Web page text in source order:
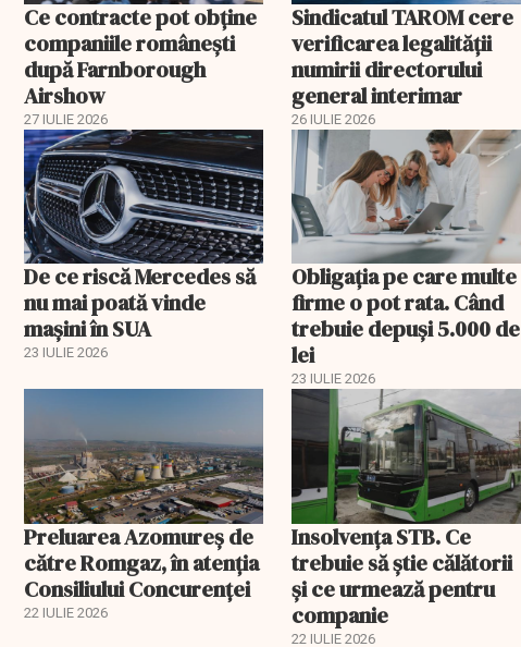
Ce contracte pot obține
companiile românești
după Farnborough
Airshow
27 IULIE 2026
Sindicatul TAROM cere
verificarea legalității
numirii directorului
general interimar
26 IULIE 2026
De ce riscă Mercedes să
nu mai poată vinde
mașini în SUA
23 IULIE 2026
Obligația pe care multe
firme o pot rata. Când
trebuie depuși 5.000 de
lei
23 IULIE 2026
Preluarea Azomureş de
către Romgaz, în atenţia
Consiliului Concurenţei
22 IULIE 2026
Insolvenţa STB. Ce
trebuie să ştie călătorii
şi ce urmează pentru
companie
22 IULIE 2026